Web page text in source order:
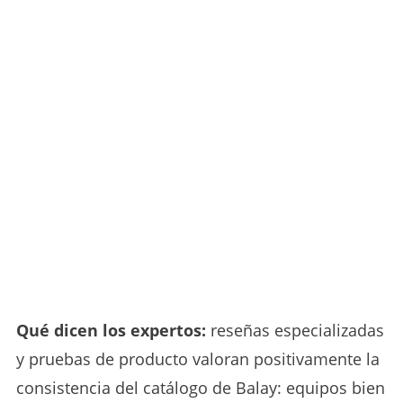
Qué dicen los expertos: reseñas especializadas
y pruebas de producto valoran positivamente la
consistencia del catálogo de Balay: equipos bien